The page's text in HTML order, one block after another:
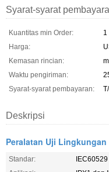
Syarat-syarat
Kuantitas min Order:
1
Harga:
Kemasan rincian:
Waktu pengiriman:
Syarat-syarat pembayaran:
Deskripsi
Peralatan Uji Lingkungan
Standar:
IEC60529